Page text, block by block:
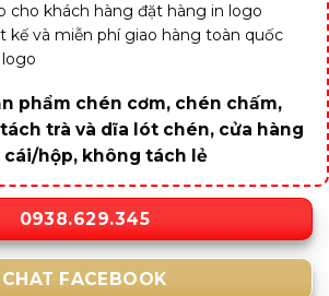
cho khách hàng đặt hàng in logo
kế và miễn phí giao hàng toàn quốc
phẩm chén cơm, chén chấm,
trà và dĩa lót chén, cửa hàng
cái/hộp, không tách lẻ
0938.629.345
CHAT FACEBOOK